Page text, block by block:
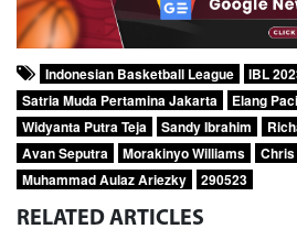
Indonesian Basketball League IBL
Satria Muda Pertamina Jakarta
Elang
Widyanta Putra Teja
Sandy Ibrahim
Avan Seputra
Morakinyo Williams
Muhammad Aulaz Ariezky
290523
RELATED ARTICLES